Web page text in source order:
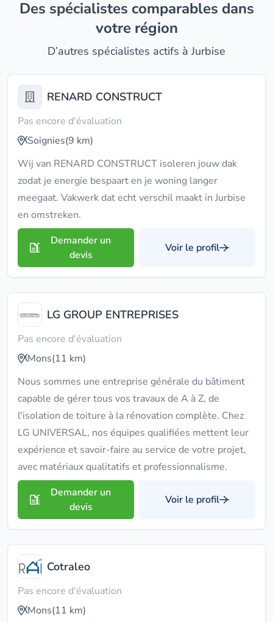
Des spécialistes comparables dans
votre région
D’autres spécialistes actifs à Jurbise
RENARD CONSTRUCT
Pas encore d'évaluation
Soignies(9 km)
Wij van RENARD CONSTRUCT isoleren jouw dak
zodat je energie bespaart en je woning langer
meegaat. Vakwerk dat echt verschil maakt in Jurbise
en omstreken.
Demander un
devis
Voir le profil
LG GROUP ENTREPRISES
Pas encore d'évaluation
Mons(11 km)
Nous sommes une entreprise générale du bâtiment
capable de gérer tous vos travaux de A à Z, de
l'isolation de toiture à la rénovation complète. Chez
LG UNIVERSAL, nos équipes qualifiées mettent leur
expérience et savoir-faire au service de votre projet,
avec matériaux qualitatifs et professionnalisme.
Demander un
devis
Voir le profil
Cotraleo
Pas encore d'évaluation
Mons(11 km)